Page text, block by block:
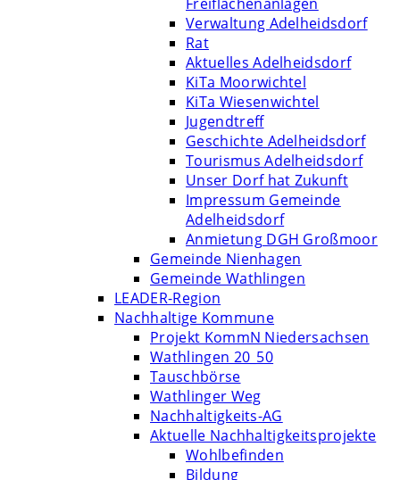
Verwaltung Adelheidsdorf
Rat
Aktuelles Adelheidsdorf
KiTa Moorwichtel
KiTa Wiesenwichtel
Jugendtreff
Geschichte Adelheidsdorf
Tourismus Adelheidsdorf
Unser Dorf hat Zukunft
Impressum Gemeinde
Adelheidsdorf
Anmietung DGH Großmoor
Gemeinde Nienhagen
Gemeinde Wathlingen
LEADER-Region
Nachhaltige Kommune
Projekt KommN Niedersachsen
Wathlingen 20_50
Tauschbörse
Wathlinger Weg
Nachhaltigkeits-AG
Aktuelle Nachhaltigkeitsprojekte
Wohlbefinden
Bildung